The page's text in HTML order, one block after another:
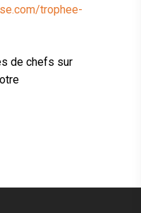
trophee-
de chefs sur